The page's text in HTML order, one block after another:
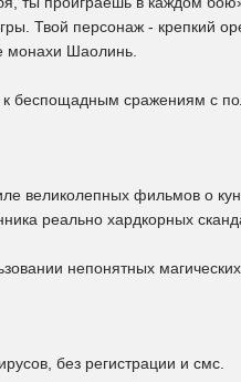
Твой персонаж - крепкий
монахи Шаолинь.
к беспощадным сражениям с
великолепных фильмов о
реально хардкорных
непонятных магических
без регистрации и смс.